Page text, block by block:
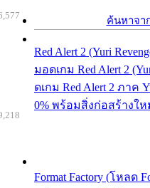
ค้นหาจา
Red Alert 2 (Yuri
มอดเกม Red Alert 2
ดเกม Red Alert 2 ภาค
0% พร้อมสิ่งก่อสร้างใ
Format Factory (โหลด